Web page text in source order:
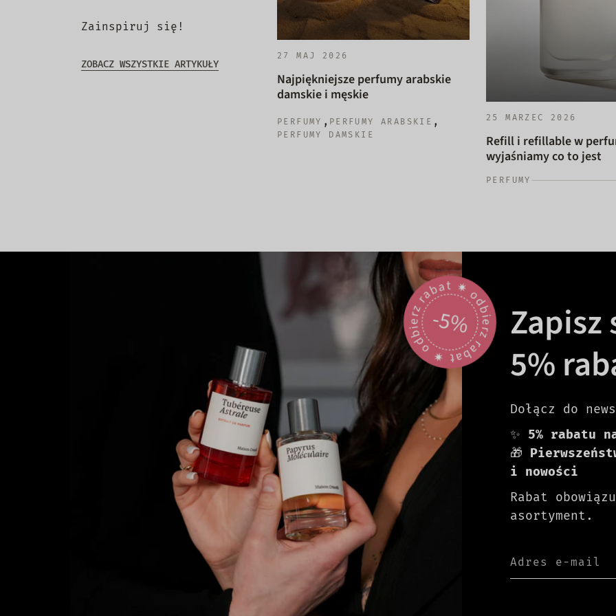
Zainspiruj się!
ZOBACZ WSZYSTKIE ARTYKUŁY
27 MAJ 2026
Najpiękniejsze perfumy arabskie
damskie i męskie
PERFUMY , PERFUMY ARABSKIE ,
PERFUMY DAMSKIE
25 MARZEC 2026
Refill i refillable w
wyjaśniamy co to jest
PERFUMY
odbierz rabat 🟎 odbierz rabat 🟎
-5%
Zapisz
5%
Dołącz do
✨ 5% rabatu
🎁
i nowości
Rabat
asortyment.
Adres e-mail